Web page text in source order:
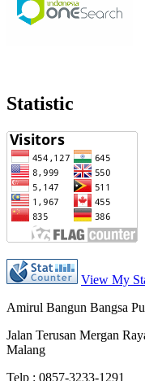
Statistic
View My
Amirul Bangun Bangsa
Jalan Terusan Mergan
Malang
Telp : 0857-3233-1291